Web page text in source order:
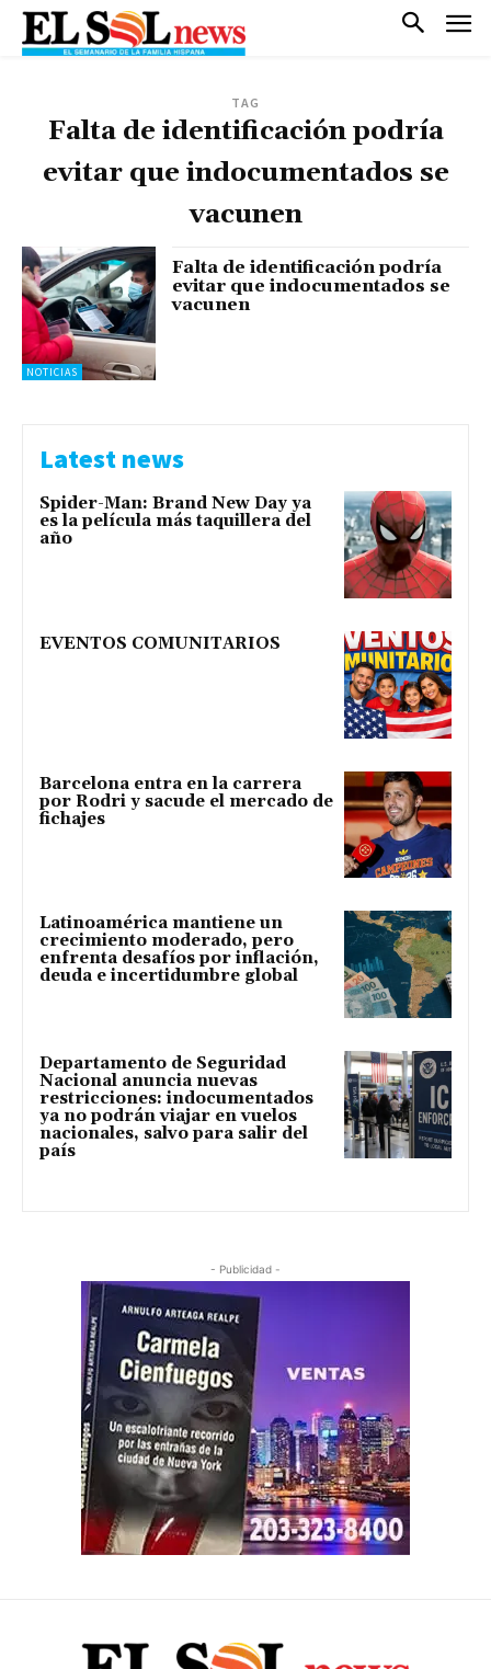
TAG
Falta de identificación podría
evitar que indocumentados se
vacunen
NOTICIAS
Falta de identificación podría
evitar que indocumentados se
vacunen
Latest news
Spider-Man: Brand New Day ya
es la película más taquillera del
año
EVENTOS COMUNITARIOS
Barcelona entra en la carrera
por Rodri y sacude el mercado de
fichajes
Latinoamérica mantiene un
crecimiento moderado, pero
enfrenta desafíos por inflación,
deuda e incertidumbre global
Departamento de Seguridad
Nacional anuncia nuevas
restricciones: indocumentados
ya no podrán viajar en vuelos
nacionales, salvo para salir del
país
- Publicidad -